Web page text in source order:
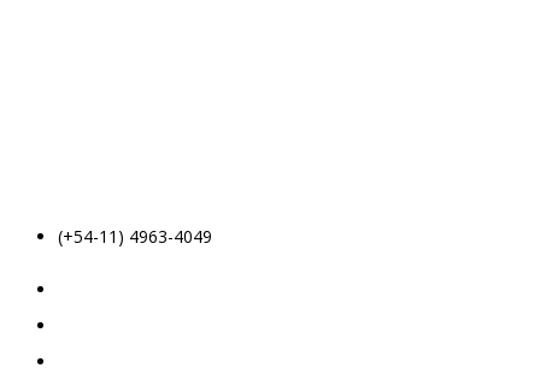
(+54-11) 4963-4049